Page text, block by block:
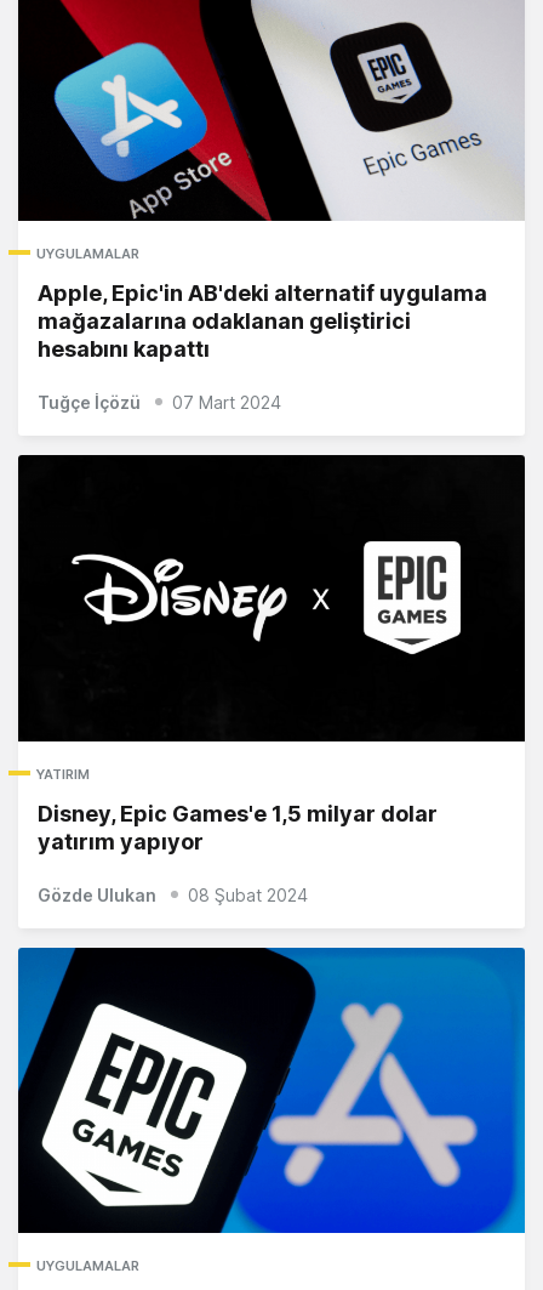
UYGULAMALAR
Apple, Epic'in AB'deki alternatif uygulama
mağazalarına odaklanan geliştirici
hesabını kapattı
Tuğçe İçözü 07 Mart 2024
YATIRIM
Disney, Epic Games'e 1,5 milyar dolar
yatırım yapıyor
Gözde Ulukan 08 Şubat 2024
UYGULAMALAR